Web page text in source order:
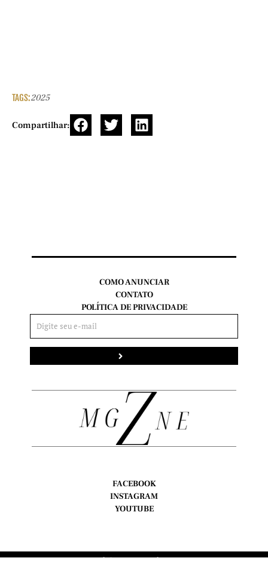
TAGS:2025
Compartilhar:
FACEBOOK
INSTAGRAM
YOUTUBE
COMO ANUNCIAR
CONTATO
POLÍTICA DE PRIVACIDADE